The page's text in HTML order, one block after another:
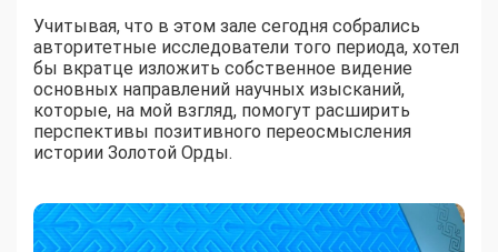
Учитывая, что в этом зале сегодня собрались
авторитетные исследователи того периода, хотел
бы вкратце изложить собственное видение
основных направлений научных изысканий,
которые, на мой взгляд, помогут расширить
перспективы позитивного переосмысления
истории Золотой Орды.